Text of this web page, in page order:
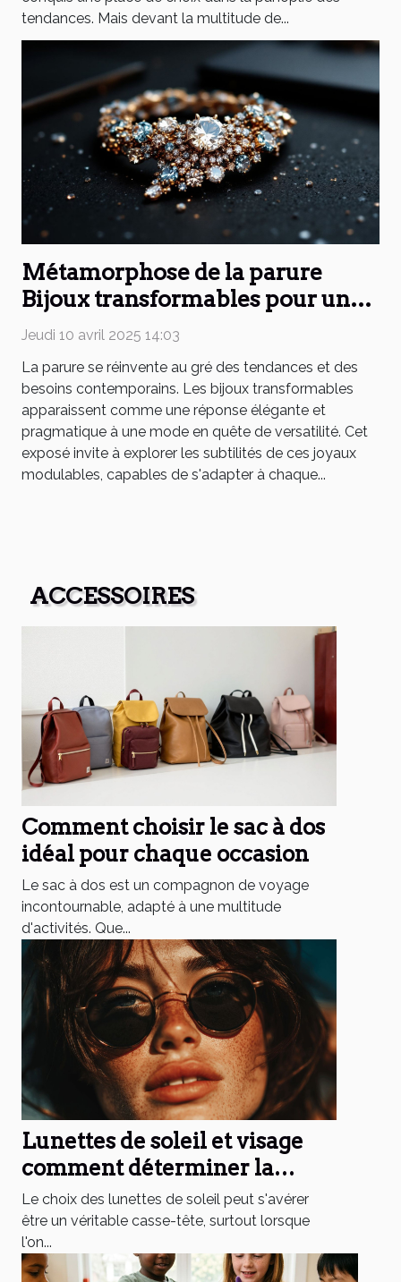
tendances. Mais devant la multitude de...
Métamorphose de la parure
Bijoux transformables pour une
mode versatile
Jeudi 10 avril 2025 14:03
La parure se réinvente au gré des tendances et des
besoins contemporains. Les bijoux transformables
apparaissent comme une réponse élégante et
pragmatique à une mode en quête de versatilité. Cet
exposé invite à explorer les subtilités de ces joyaux
modulables, capables de s'adapter à chaque...
ACCESSOIRES
Comment choisir le sac à dos
idéal pour chaque occasion
Le sac à dos est un compagnon de voyage
incontournable, adapté à une multitude
d'activités. Que...
Lunettes de soleil et visage
comment déterminer la
forme idéale pour votre
morphologie
Le choix des lunettes de soleil peut s'avérer
être un véritable casse-tête, surtout lorsque
l'on...